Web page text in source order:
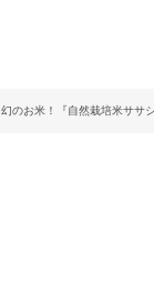
幻のお米！『自然栽培米ササ